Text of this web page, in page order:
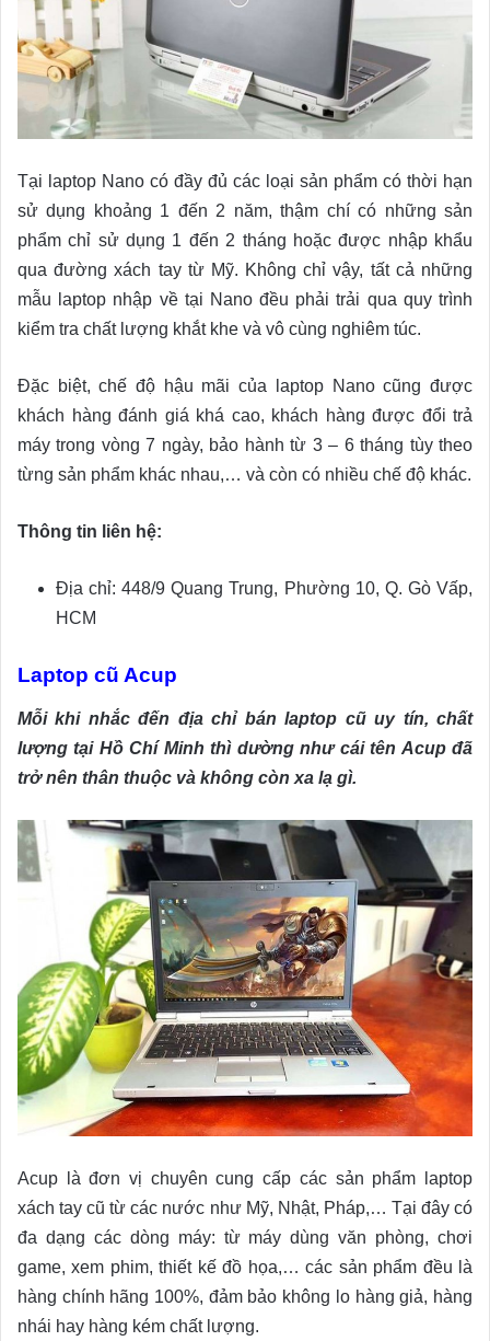
Tại laptop Nano có đầy đủ các loại sản phẩm có thời hạn
sử dụng khoảng 1 đến 2 năm, thậm chí có những sản
phẩm chỉ sử dụng 1 đến 2 tháng hoặc được nhập khẩu
qua đường xách tay từ Mỹ. Không chỉ vậy, tất cả những
mẫu laptop nhập về tại Nano đều phải trải qua quy trình
kiểm tra chất lượng khắt khe và vô cùng nghiêm túc.
Đặc biệt, chế độ hậu mãi của laptop Nano cũng được
khách hàng đánh giá khá cao, khách hàng được đổi trả
máy trong vòng 7 ngày, bảo hành từ 3 – 6 tháng tùy theo
từng sản phẩm khác nhau,… và còn có nhiều chế độ khác.
Thông tin liên hệ:
Địa chỉ: 448/9 Quang Trung, Phường 10, Q. Gò Vấp,
HCM
Laptop cũ Acup
Mỗi khi nhắc đến địa chỉ bán laptop cũ uy tín, chất
lượng tại Hồ Chí Minh thì dường như cái tên Acup đã
trở nên thân thuộc và không còn xa lạ gì.
Acup là đơn vị chuyên cung cấp các sản phẩm laptop
xách tay cũ từ các nước như Mỹ, Nhật, Pháp,… Tại đây có
đa dạng các dòng máy: từ máy dùng văn phòng, chơi
game, xem phim, thiết kế đồ họa,… các sản phẩm đều là
hàng chính hãng 100%, đảm bảo không lo hàng giả, hàng
nhái hay hàng kém chất lượng.